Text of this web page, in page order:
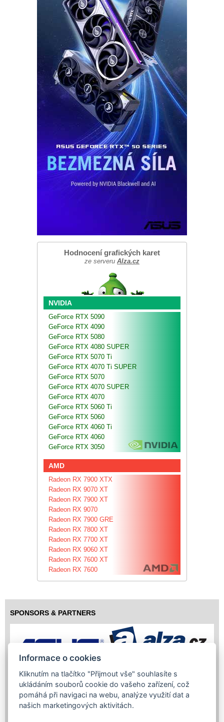
Hodnocení grafických karet
ze serveru Alza.cz
NVIDIA
GeForce RTX 5090
GeForce RTX 4090
GeForce RTX 5080
GeForce RTX 4080 SUPER
GeForce RTX 5070 Ti
GeForce RTX 4070 Ti SUPER
GeForce RTX 5070
GeForce RTX 4070 SUPER
GeForce RTX 4070
GeForce RTX 5060 Ti
GeForce RTX 5060
GeForce RTX 4060 Ti
GeForce RTX 4060
GeForce RTX 3050
AMD
Radeon RX 7900 XTX
Radeon RX 9070 XT
Radeon RX 7900 XT
Radeon RX 9070
Radeon RX 7900 GRE
Radeon RX 7800 XT
Radeon RX 7700 XT
Radeon RX 9060 XT
Radeon RX 7600 XT
Radeon RX 7600
SPONSORS & PARTNERS
Informace o cookies
Kliknutím na tlačítko "Přijmout vše" souhlasíte s
ukládáním souborů cookie do vašeho zařízení, což
pomáhá při navigaci na webu, analýze využití dat a
našich marketingových aktivitách.